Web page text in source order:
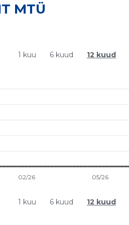
MTÜ
1 kuu 6 kuud 12 kuud
1 kuu 6 kuud 12 kuud